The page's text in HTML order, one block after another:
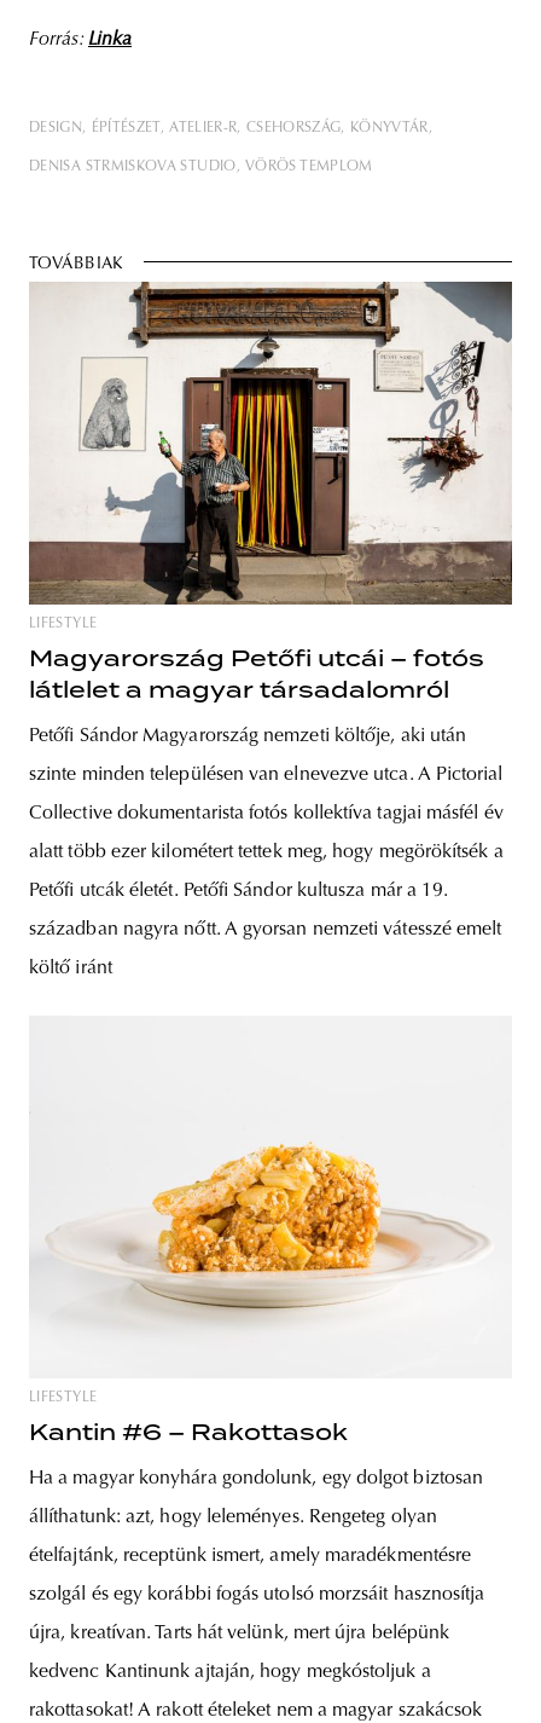
Forrás:Linka
DESIGN ÉPÍTÉSZET ATELIER-R CSEHORSZÁG KÖNYVTÁR
DENISA STRMISKOVA STUDIO VÖRÖS TEMPLOM
TOVÁBBIAK
LIFESTYLE
Magyarország Petőfi utcái – fotós
látlelet a magyar társadalomról
Petőfi Sándor Magyarország nemzeti költője, aki után
szinte minden településen van elnevezve utca. A Pictorial
Collective dokumentarista fotós kollektíva tagjai másfél év
alatt több ezer kilométert tettek meg, hogy megörökítsék a
Petőfi utcák életét. Petőfi Sándor kultusza már a 19.
században nagyra nőtt. A gyorsan nemzeti vátesszé emelt
költő iránt
LIFESTYLE
Kantin #6 – Rakottasok
Ha a magyar konyhára gondolunk, egy dolgot biztosan
állíthatunk: azt, hogy leleményes. Rengeteg olyan
ételfajtánk, receptünk ismert, amely maradékmentésre
szolgál és egy korábbi fogás utolsó morzsáit hasznosítja
újra, kreatívan. Tarts hát velünk, mert újra belépünk
kedvenc Kantinunk ajtaján, hogy megkóstoljuk a
rakottasokat! A rakott ételeket nem a magyar szakácsok